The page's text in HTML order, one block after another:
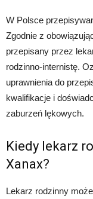
W Polsce
Zgodnie z
przepisany przez
rodzinno-internistę.
uprawnienia do
kwalifikacje i
zaburzeń lękowych.
Kiedy lekarz
Xanax?
Lekarz rodzinny